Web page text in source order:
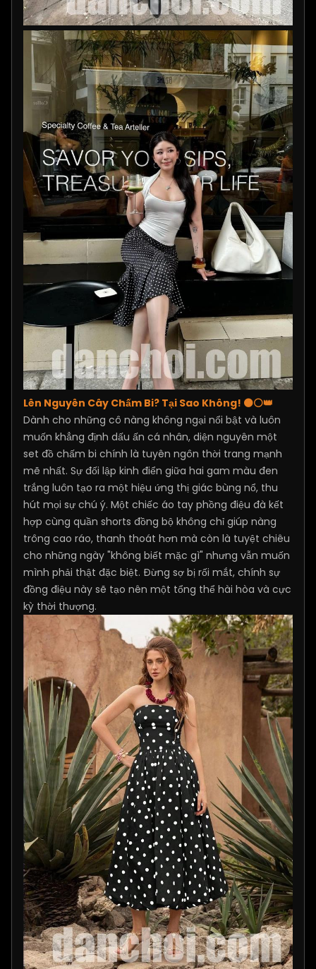
Lên Nguyên Cây Chấm Bi? Tại Sao Không! ⚫⚪👑
Dành cho những cô nàng không ngại nổi bật và luôn
muốn khẳng định dấu ấn cá nhân, diện nguyên một
set đồ chấm bi chính là tuyên ngôn thời trang mạnh
mẽ nhất. Sự đối lập kinh điển giữa hai gam màu đen
trắng luôn tạo ra một hiệu ứng thị giác bùng nổ, thu
hút mọi sự chú ý. Một chiếc áo tay phồng điệu đà kết
hợp cùng quần shorts đồng bộ không chỉ giúp nàng
trông cao ráo, thanh thoát hơn mà còn là tuyệt chiêu
cho những ngày "không biết mặc gì" nhưng vẫn muốn
mình phải thật đặc biệt. Đừng sợ bị rối mắt, chính sự
đồng điệu này sẽ tạo nên một tổng thể hài hòa và cực
kỳ thời thượng.